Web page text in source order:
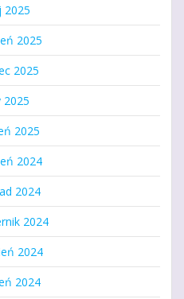
2025
2025
2025
2025
2025
2024
2024
2024
2024
2024